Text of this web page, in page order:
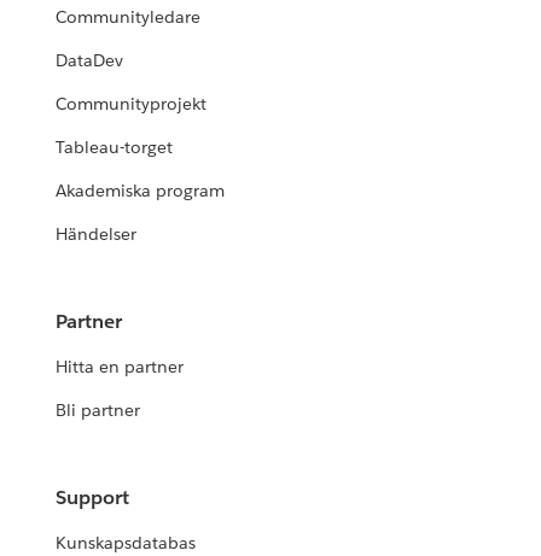
Communityledare
DataDev
Communityprojekt
Tableau-torget
Akademiska program
Händelser
Partner
Hitta en partner
Bli partner
Support
Kunskapsdatabas